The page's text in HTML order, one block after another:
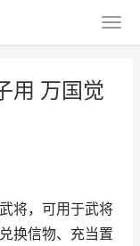
用 万国觉
将，可用于武将
换信物、充当置